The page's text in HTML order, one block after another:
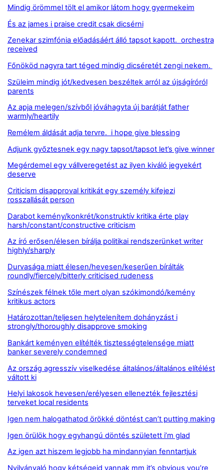
Mindig örömmel tölt el amikor látom hogy gyermekeim
És az james i praise credit csak dicsérni
Zenekar szimfónia előadásáért álló tapsot kapott. orchestra
received
Főnököd nagyra tart téged mindig dicséretét zengi nekem.
Szüleim mindig jót/kedvesen beszéltek arról az újságíróról
parents
Az apja melegen/szívből jóváhagyta új barátját father
warmly/heartily
Remélem áldását adja tervre. i hope give blessing
Adjunk győztesnek egy nagy tapsot/tapsot let’s give winner
Megérdemel egy vállveregetést az ilyen kiváló jegyekért
deserve
Criticism disapproval kritikát egy személy kifejezi
rosszallását person
Darabot kemény/konkrét/konstruktív kritika érte play
harsh/constant/constructive criticism
Az író erősen/élesen bírálja politikai rendszerünket writer
highly/sharply
Durvasága miatt élesen/hevesen/keserűen bírálták
roundly/fiercely/bitterly criticised rudeness
Színészek félnek tőle mert olyan szókimondó/kemény
kritikus actors
Határozottan/teljesen helytelenítem dohányzást i
strongly/thoroughly disapprove smoking
Bankárt keményen elítélték tisztességtelensége miatt
banker severely condemned
Az ország agresszív viselkedése általános/általános elítélést
váltott ki
Helyi lakosok hevesen/erélyesen ellenezték fejlesztési
terveket local residents
Igen nem halogathatod örökké döntést can’t putting making
Igen örülök hogy egyhangú döntés született i’m glad
Az igen azt hiszem legjobb ha mindannyian fenntartjuk
Nyilvánvaló hogy kétségeid vannak mm it’s obvious you’re